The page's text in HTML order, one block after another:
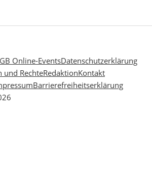
Online-EventsDatenschutzerklärung
und RechteRedaktionKontakt
Barrierefreiheitserklärung